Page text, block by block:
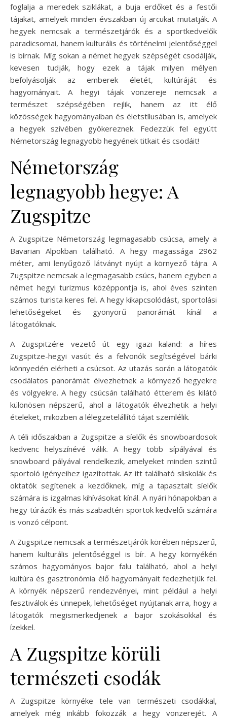
foglalja a meredek sziklákat, a buja erdőket és a festői
tájakat, amelyek minden évszakban új arcukat mutatják. A
hegyek nemcsak a természetjárók és a sportkedvelők
paradicsomai, hanem kulturális és történelmi jelentőséggel
is bírnak. Míg sokan a német hegyek szépségét csodálják,
kevesen tudják, hogy ezek a tájak milyen mélyen
befolyásolják az emberek életét, kultúráját és
hagyományait. A hegyi tájak vonzereje nemcsak a
természet szépségében rejlik, hanem az itt élő
közösségek hagyományaiban és életstílusában is, amelyek
a hegyek szívében gyökereznek. Fedezzük fel együtt
Németország legnagyobb hegyének titkait és csodáit!
Németország
legnagyobb hegye: A
Zugspitze
A Zugspitze Németország legmagasabb csúcsa, amely a
Bavarian Alpokban található. A hegy magassága 2962
méter, ami lenyűgöző látványt nyújt a környező tájra. A
Zugspitze nemcsak a legmagasabb csúcs, hanem egyben a
német hegyi turizmus középpontja is, ahol éves szinten
számos turista keres fel. A hegy kikapcsolódást, sportolási
lehetőségeket és gyönyörű panorámát kínál a
látogatóknak.
A Zugspitzére vezető út egy igazi kaland: a híres
Zugspitze-hegyi vasút és a felvonók segítségével bárki
könnyedén elérheti a csúcsot. Az utazás során a látogatók
csodálatos panorámát élvezhetnek a környező hegyekre
és völgyekre. A hegy csúcsán található étterem és kilátó
különösen népszerű, ahol a látogatók élvezhetik a helyi
ételeket, miközben a lélegzetelállító tájat szemlélik.
A téli időszakban a Zugspitze a síelők és snowboardosok
kedvenc helyszínévé válik. A hegy több sípályával és
snowboard pályával rendelkezik, amelyeket minden szintű
sportoló igényeihez igazítottak. Az itt található síiskolák és
oktatók segítenek a kezdőknek, míg a tapasztalt síelők
számára is izgalmas kihívásokat kínál. A nyári hónapokban a
hegy túrázók és más szabadtéri sportok kedvelői számára
is vonzó célpont.
A Zugspitze nemcsak a természetjárók körében népszerű,
hanem kulturális jelentőséggel is bír. A hegy környékén
számos hagyományos bajor falu található, ahol a helyi
kultúra és gasztronómia élő hagyományait fedezhetjük fel.
A környék népszerű rendezvényei, mint például a helyi
fesztiválok és ünnepek, lehetőséget nyújtanak arra, hogy a
látogatók megismerkedjenek a bajor szokásokkal és
ízekkel.
A Zugspitze körüli
természeti csodák
A Zugspitze környéke tele van természeti csodákkal,
amelyek még inkább fokozzák a hegy vonzerejét. A